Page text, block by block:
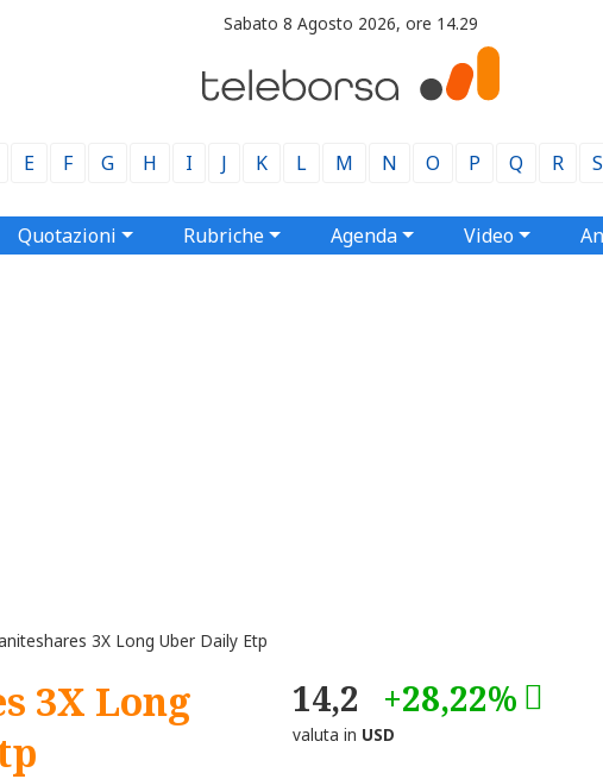
Sabato 8 Agosto 2026, ore 14.29
E F G H I J K L M N O P Q R S
Quotazioni Rubriche Agenda Video
3X Long Uber Daily Etp
3X Long
14,2 +28,22%
valuta in USD